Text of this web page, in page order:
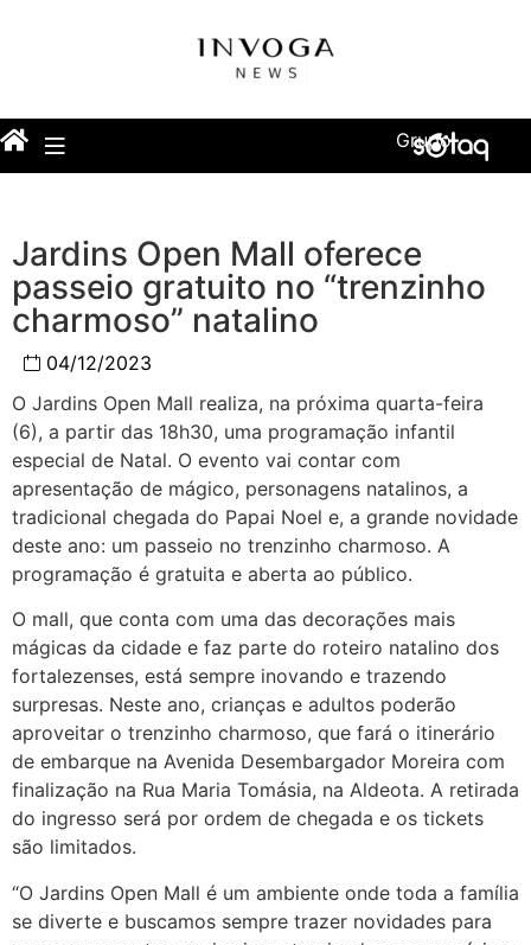
Grupo
Jardins Open Mall oferece
passeio gratuito no “trenzinho
charmoso” natalino
04/12/2023
O Jardins Open Mall realiza, na próxima quarta-feira
(6), a partir das 18h30, uma programação infantil
especial de Natal. O evento vai contar com
apresentação de mágico, personagens natalinos, a
tradicional chegada do Papai Noel e, a grande novidade
deste ano: um passeio no trenzinho charmoso. A
programação é gratuita e aberta ao público.
O mall, que conta com uma das decorações mais
mágicas da cidade e faz parte do roteiro natalino dos
fortalezenses, está sempre inovando e trazendo
surpresas. Neste ano, crianças e adultos poderão
aproveitar o trenzinho charmoso, que fará o itinerário
de embarque na Avenida Desembargador Moreira com
finalização na Rua Maria Tomásia, na Aldeota. A retirada
do ingresso será por ordem de chegada e os tickets
são limitados.
“O Jardins Open Mall é um ambiente onde toda a família
se diverte e buscamos sempre trazer novidades para